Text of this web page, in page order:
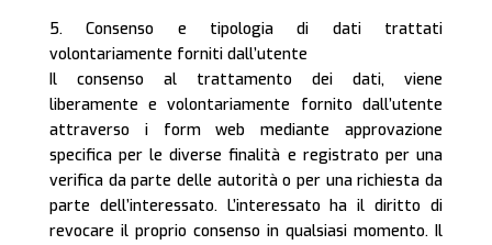
5. Consenso e tipologia di dati trattati
volontariamente forniti dall’utente
Il consenso al trattamento dei dati, viene
liberamente e volontariamente fornito dall’utente
attraverso i form web mediante approvazione
specifica per le diverse finalità e registrato per una
verifica da parte delle autorità o per una richiesta da
parte dell’interessato. L’interessato ha il diritto di
revocare il proprio consenso in qualsiasi momento. Il